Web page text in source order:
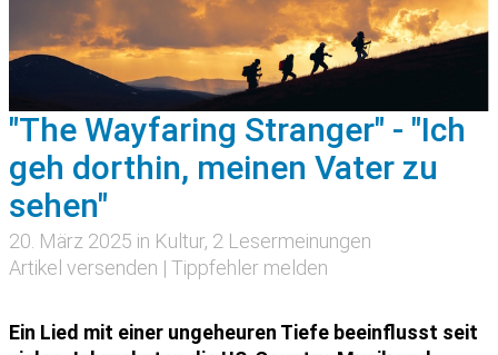
"The Wayfaring Stranger" - "Ich
geh dorthin, meinen Vater zu
sehen"
20. März 2025 in Kultur, 2 Lesermeinungen
Artikel versenden | Tippfehler melden
Ein Lied mit einer ungeheuren Tiefe beeinflusst seit